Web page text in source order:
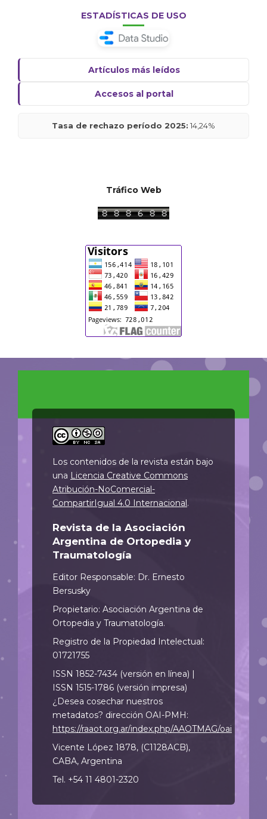
ESTADÍSTICAS DE USO
Artículos más leídos
Accesos al portal
Tasa de rechazo período 2025: 14,24%
Tráfico Web
Los contenidos de la revista están bajo
una Licencia Creative Commons
Atribución-NoComercial-
CompartirIgual 4.0 Internacional.
Revista de la Asociación
Argentina de Ortopedia y
Traumatología
Editor Responsable: Dr. Ernesto
Bersusky
Propietario: Asociación Argentina de
Ortopedia y Traumatología.
Registro de la Propiedad Intelectual:
01721755
ISSN 1852-7434 (versión en línea) |
ISSN 1515-1786 (versión impresa)
¿Desea cosechar nuestros
metadatos? dirección OAI-PMH:
https://raaot.org.ar/index.php/AAOTMAG/oai
Vicente López 1878, (C1128ACB),
CABA, Argentina
Tel. +54 11 4801-2320